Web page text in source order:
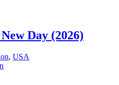
Day (2026)
, USA